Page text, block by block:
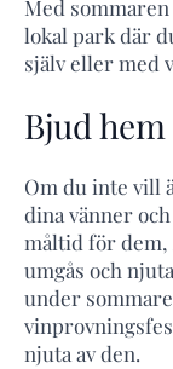
Med
lokal park där
själv eller med
Bjud
Om du inte vill
dina vänner
måltid för dem,
umgås och
under
njuta av den.